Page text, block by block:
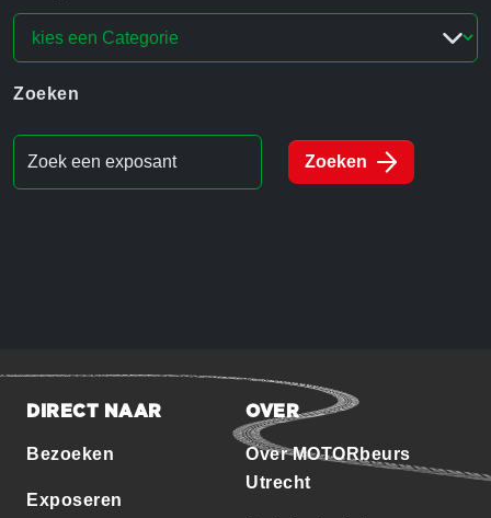
Zoeken
Zoeken
DIRECT NAAR
Bezoeken
Exposeren
OVER
Over MOTORbeurs
Utrecht